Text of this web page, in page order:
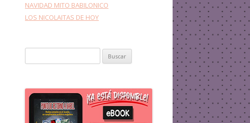
NAVIDAD MITO BABILONICO
LOS NICOLAITAS DE HOY